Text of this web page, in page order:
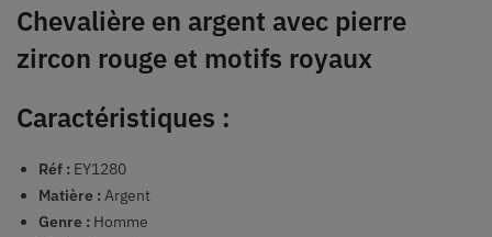
Chevalière en argent avec pierre
zircon rouge et motifs royaux
Caractéristiques :
Réf : EY1280
Matière :Argent
Genre : Homme